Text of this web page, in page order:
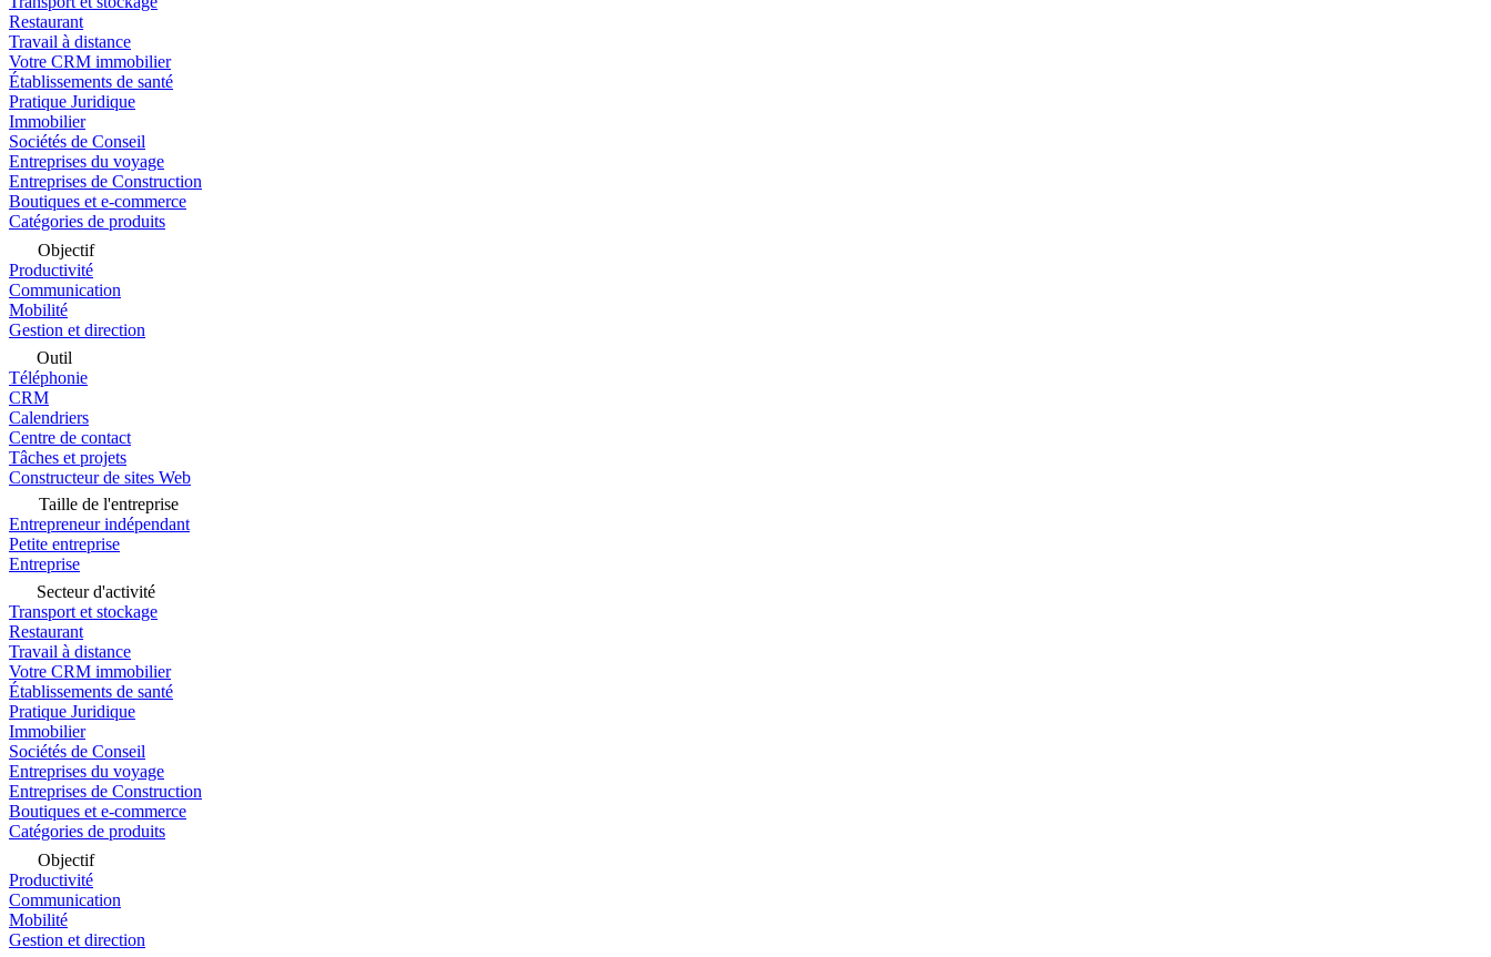
Restaurant
Travail à distance
Votre CRM immobilier
Établissements de santé
Pratique Juridique
Immobilier
Sociétés de Conseil
Entreprises du voyage
Entreprises de Construction
Boutiques et e-commerce
Catégories de produits
Objectif
Productivité
Communication
Mobilité
Gestion et direction
Outil
Téléphonie
CRM
Calendriers
Centre de contact
Tâches et projets
Constructeur de sites Web
Taille de l'entreprise
Entrepreneur indépendant
Petite entreprise
Entreprise
Secteur d'activité
Transport et stockage
Restaurant
Travail à distance
Votre CRM immobilier
Établissements de santé
Pratique Juridique
Immobilier
Sociétés de Conseil
Entreprises du voyage
Entreprises de Construction
Boutiques et e-commerce
Catégories de produits
Objectif
Productivité
Communication
Mobilité
Gestion et direction